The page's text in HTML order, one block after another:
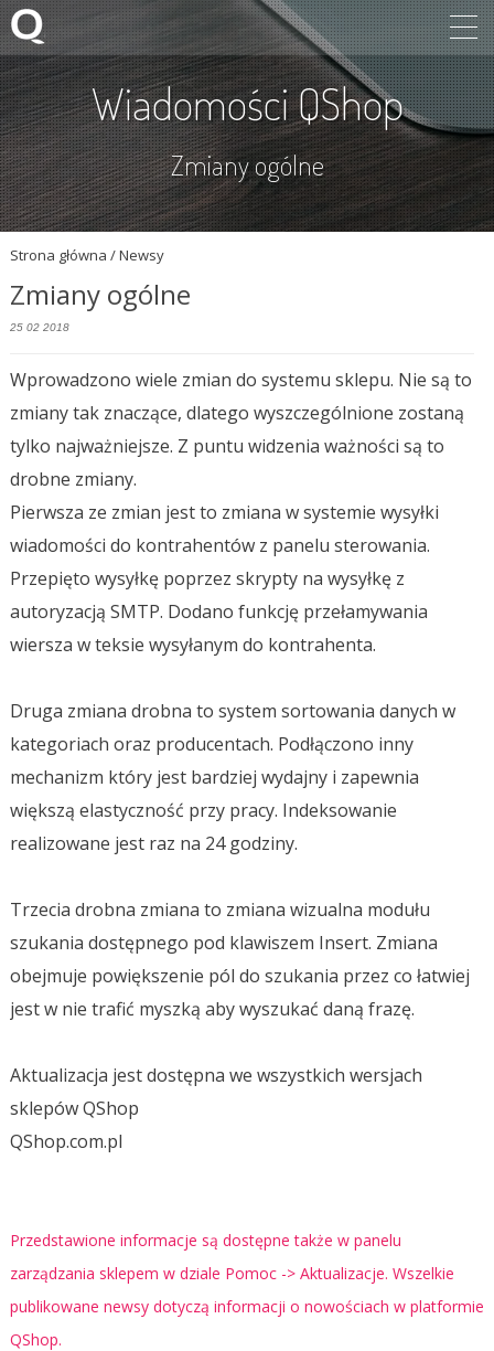
Wiadomości QShop
Zmiany ogólne
Strona główna / Newsy
Zmiany ogólne
25 02 2018
Wprowadzono wiele zmian do systemu sklepu. Nie są to
zmiany tak znaczące, dlatego wyszczególnione zostaną
tylko najważniejsze. Z puntu widzenia ważności są to
drobne zmiany.
Pierwsza ze zmian jest to zmiana w systemie wysyłki
wiadomości do kontrahentów z panelu sterowania.
Przepięto wysyłkę poprzez skrypty na wysyłkę z
autoryzacją SMTP. Dodano funkcję przełamywania
wiersza w teksie wysyłanym do kontrahenta.
Druga zmiana drobna to system sortowania danych w
kategoriach oraz producentach. Podłączono inny
mechanizm który jest bardziej wydajny i zapewnia
większą elastyczność przy pracy. Indeksowanie
realizowane jest raz na 24 godziny.
Trzecia drobna zmiana to zmiana wizualna modułu
szukania dostępnego pod klawiszem Insert. Zmiana
obejmuje powiększenie pól do szukania przez co łatwiej
jest w nie trafić myszką aby wyszukać daną frazę.
Aktualizacja jest dostępna we wszystkich wersjach
sklepów QShop
QShop.com.pl
Przedstawione informacje są dostępne także w panelu
zarządzania sklepem w dziale Pomoc -> Aktualizacje. Wszelkie
publikowane newsy dotyczą informacji o nowościach w platformie
QShop.